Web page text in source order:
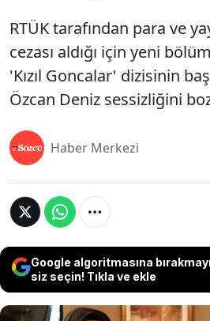
RTÜK tarafından para ve
cezası aldığı için yeni
'Kızıl Goncalar' dizisinin
Özcan Deniz sessizliğini
Haber Merkezi
Google algoritmasına
siz seçin! Tıkla ve ekle